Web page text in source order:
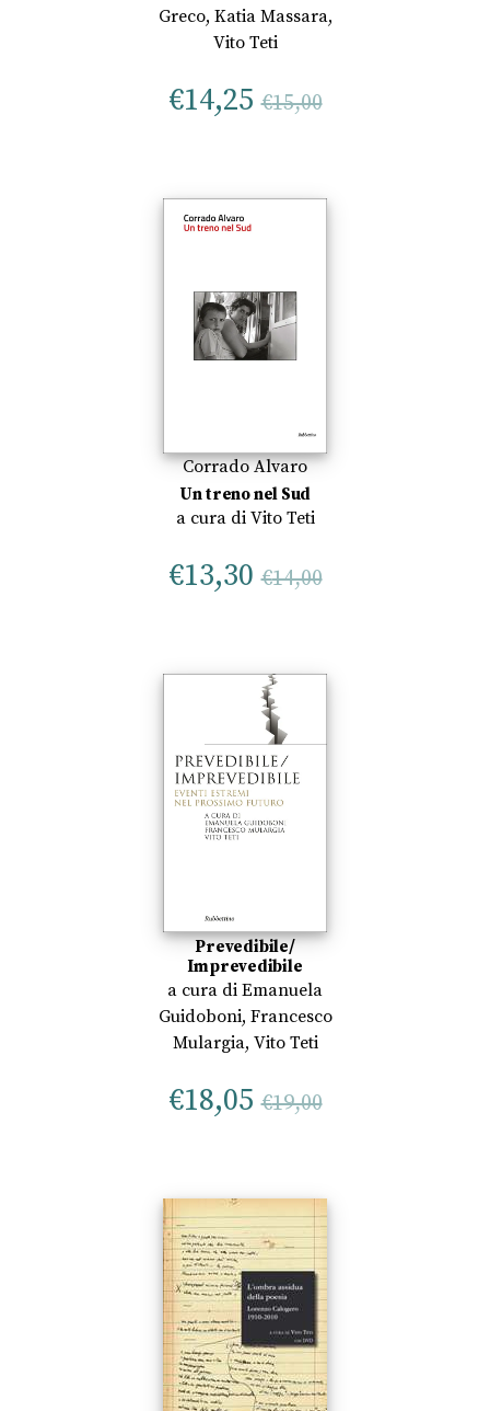
Greco, Katia Massara,
Vito Teti
€14,25 €15,00
Corrado Alvaro
Un treno nel Sud
a cura di Vito Teti
€13,30 €14,00
Prevedibile/
Imprevedibile
a cura di Emanuela
Guidoboni, Francesco
Mulargia, Vito Teti
€18,05 €19,00